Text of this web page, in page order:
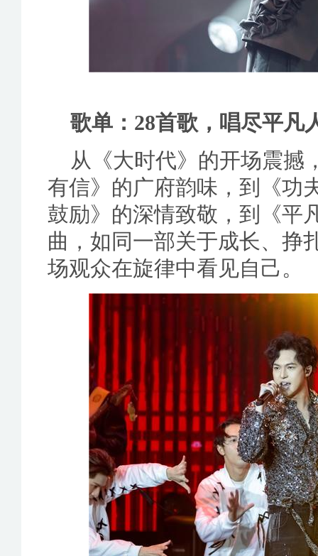
歌单：28首歌，唱尽平凡
从《大时代》的开场震撼
有信》的广府韵味，到《功
鼓励》的深情致敬，到《
曲，如同一部关于成长、挣
场观众在旋律中看见自己。